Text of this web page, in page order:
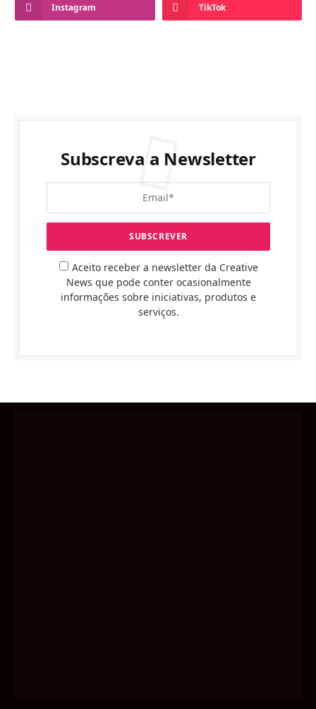
Instagram TikTok
Subscreva a Newsletter
Aceito receber a newsletter da Creative
News que pode conter ocasionalmente
informações sobre iniciativas, produtos e
serviços.